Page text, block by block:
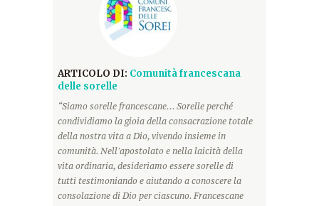
ARTICOLO DI: Comunità francescana
delle sorelle
“Siamo sorelle francescane... Sorelle perché
condividiamo la gioia della consacrazione totale
della nostra vita a Dio, vivendo insieme in
comunità. Nell'apostolato e nella laicità della
vita ordinaria, desideriamo essere sorelle di
tutti testimoniando e aiutando a conoscere la
consolazione di Dio per ciascuno. Francescane